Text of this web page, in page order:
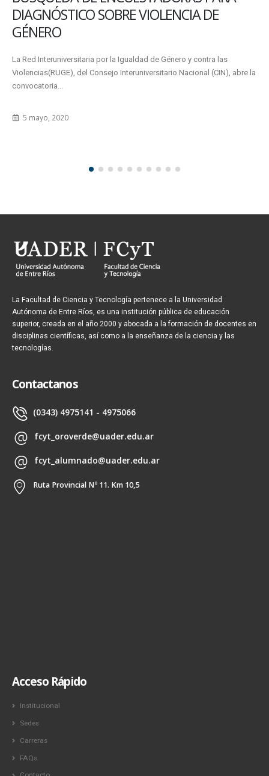
DIAGNÓSTICO SOBRE VIOLENCIA DE
GÉNERO
La Red Interuniversitaria por la Igualdad de Género y contra las
Violencias(RUGE), del Consejo Interuniversitario Nacional (CIN), abre la
convocatoria...
5 mayo, 2020
La Facultad de Ciencia y Tecnología pertenece a la Universidad
Autónoma de Entre Ríos, es una institución pública de educación
superior, creada en el año 2000 y abocada a la formación de docentes en
disciplinas científicas, así como a la enseñanza de la ciencia y las
tecnologías.
Contactanos
(0343) 4975141 - 4975066
fcyt_oroverde@uader.edu.ar
fcyt_alumnado@uader.edu.ar
Ruta Provincial Nº 11. Km 10,5
Acceso Rápido
Institucional
Sedes
Carreras
FAQs